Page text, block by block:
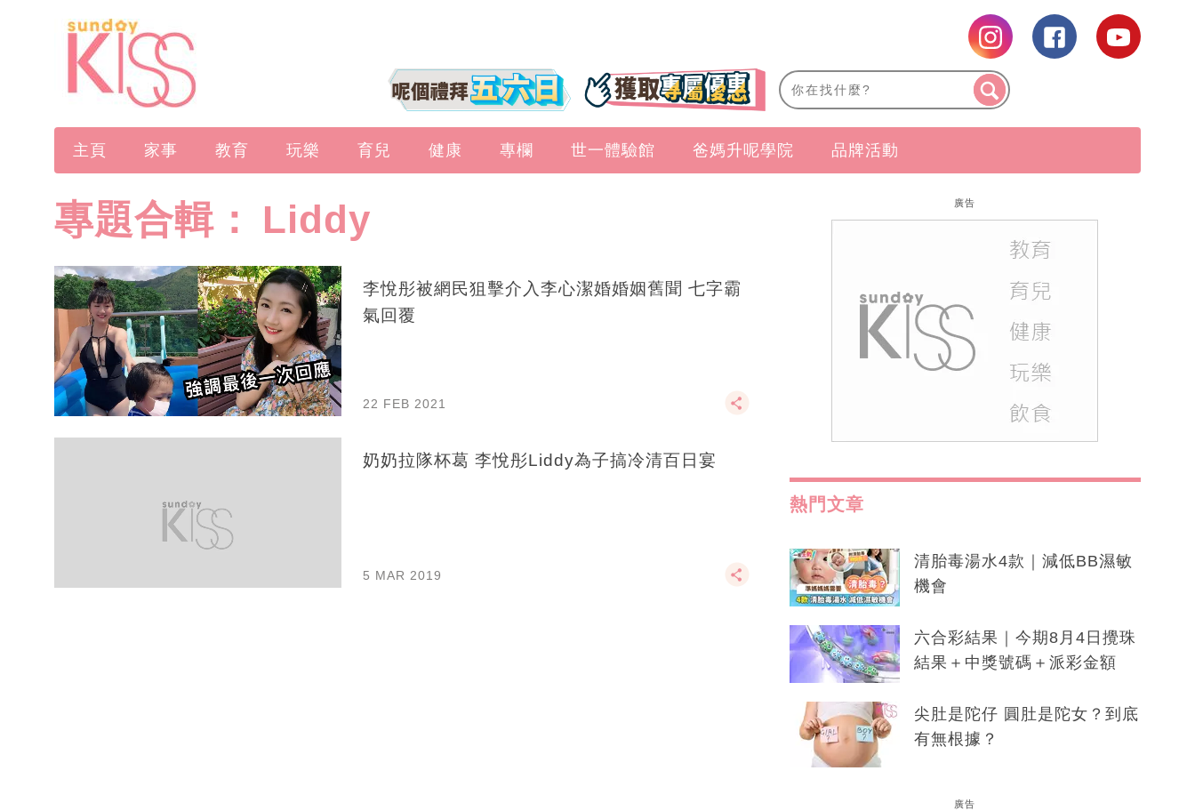
主頁 家事 教育 玩樂 育兒 健康 專欄 世一體驗館 爸媽升呢學院 品牌活動
專題合輯： Liddy
李悅彤被網民狙擊介入李心潔婚婚姻舊聞 七字霸
氣回覆
22 FEB 2021
奶奶拉隊杯葛 李悅彤Liddy為子搞冷清百日宴
5 MAR 2019
廣告
熱門文章
清胎毒湯水4款｜減低BB濕敏
機會
六合彩結果｜今期8月4日攪珠
結果＋中獎號碼＋派彩金額
尖肚是陀仔 圓肚是陀女？到底
有無根據？
廣告